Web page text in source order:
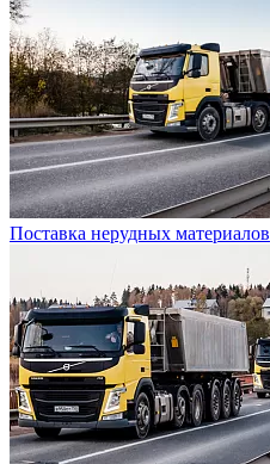
Поставка нерудных материалов